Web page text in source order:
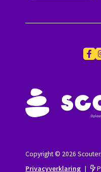
Copyright © 2026
Privacyverklaring |